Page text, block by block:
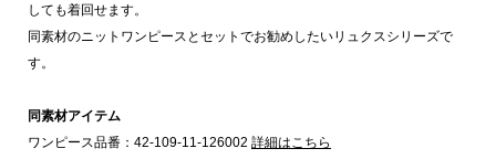
しても着回せます。
同素材のニットワンピースとセットでお勧めしたいリュクスシリーズで
す。
同素材アイテム
ワンピース品番：42-109-11-126002 詳細はこちら